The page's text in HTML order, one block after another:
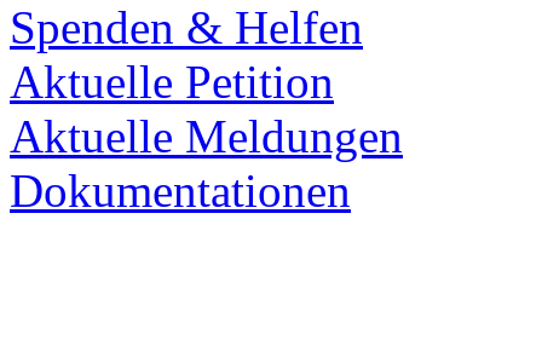
Spenden & Helfen
Aktuelle Petition
Aktuelle Meldungen
Dokumentationen